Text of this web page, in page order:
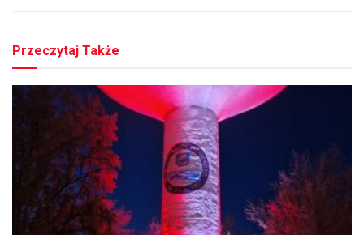
Przeczytaj Także